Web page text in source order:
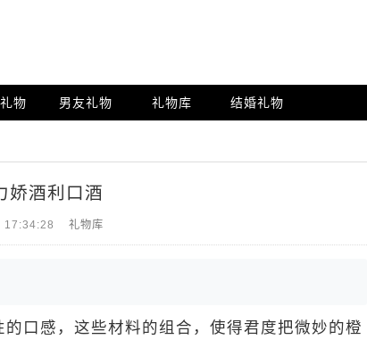
物 男友礼物 礼物库 结婚礼物
娇酒利口酒
17:34:28 礼物库
感，这些材料的组合，使得君度把微妙的橙